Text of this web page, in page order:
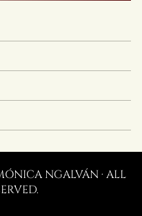
NGALVÁN · ALL